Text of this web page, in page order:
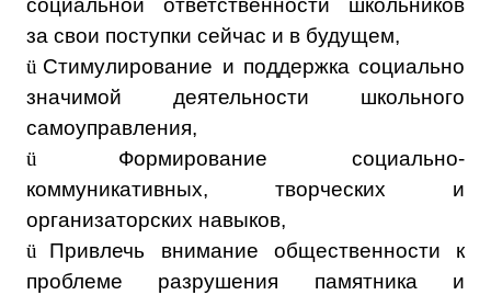
социальной ответственности школьников
за свои поступки сейчас и в будущем,
ü Стимулирование и поддержка социально
значимой деятельности школьного
самоуправления,
ü
Формирование социально-
коммуникативных, творческих и
организаторских навыков,
ü
Привлечь внимание общественности к
проблеме разрушения памятника и